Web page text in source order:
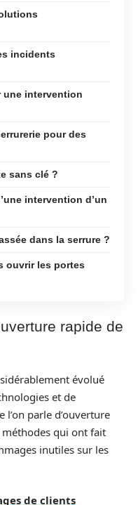
incidents
une intervention
pour des
sans clé ?
intervention d’un
dans la serrure ?
ouvrir les portes
rapide de
évolué
et de
parle d’ouverture
qui ont fait
inutiles sur les
de clients